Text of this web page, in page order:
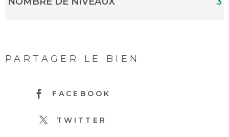
PARTAGER LE BIEN
FACEBOOK
TWITTER